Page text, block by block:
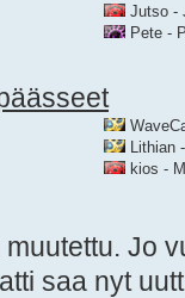
Jutso -
Pete -
Lithian
kios -
Jo
saa nyt